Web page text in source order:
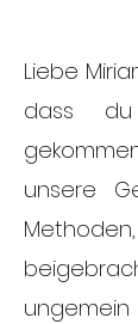
Liebe
dass
unsere